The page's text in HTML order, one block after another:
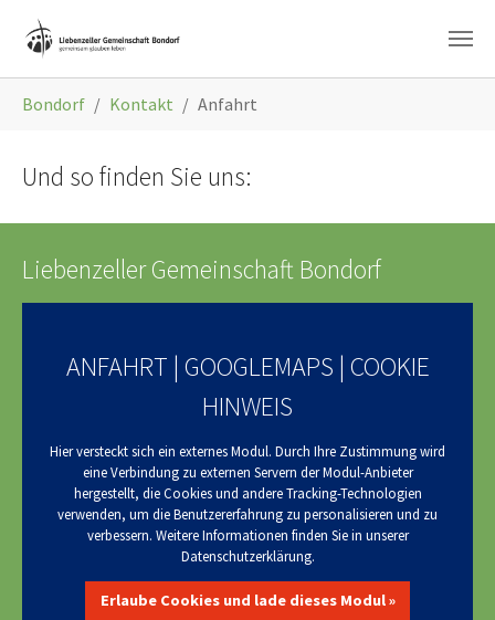
Bondorf Kontakt Anfahrt
Und so finden Sie uns:
Liebenzeller Gemeinschaft Bondorf
ANFAHRT | GOOGLEMAPS | COOKIE
HINWEIS
Hier versteckt sich ein externes Modul. Durch Ihre Zustimmung wird
eine Verbindung zu externen Servern der Modul-Anbieter
hergestellt, die Cookies und andere Tracking-Technologien
verwenden, um die Benutzererfahrung zu personalisieren und zu
verbessern. Weitere Informationen finden Sie in unserer
Datenschutzerklärung.
Erlaube Cookies und lade dieses Modul »